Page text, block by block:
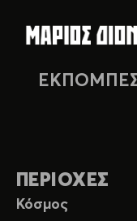
ΠΕΡΙΟΧΕΣ
Κόσμος